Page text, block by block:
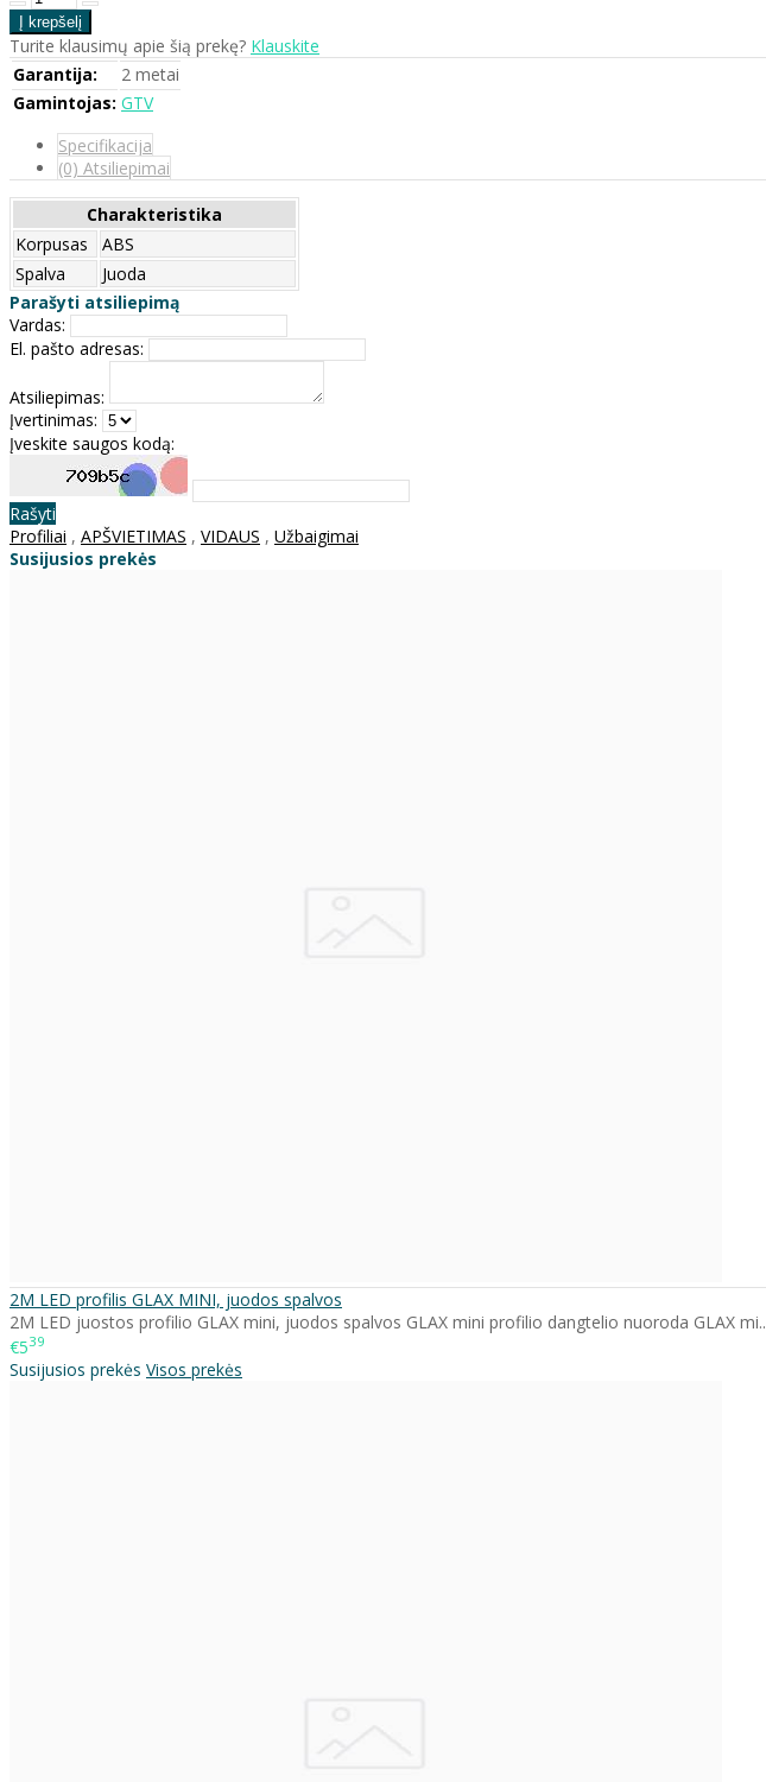
Turite klausimų apie šią prekę? Klauskite
Garantija:
2 metai
Gamintojas: GTV
Specifikacija
(0) Atsiliepimai
Charakteristika
Korpusas
ABS
Spalva
Juoda
Parašyti atsiliepimą
Vardas:
El. pašto adresas:
Atsiliepimas:
Įvertinimas:
Įveskite saugos kodą:
Rašyti
Profiliai , APŠVIETIMAS , VIDAUS , Užbaigimai
Susijusios prekės
2M LED profilis GLAX MINI, juodos spalvos
2M LED juostos profilio GLAX mini, juodos spalvos GLAX mini profilio dangtelio nuoroda GLAX mi..
€539
Susijusios prekės Visos prekės